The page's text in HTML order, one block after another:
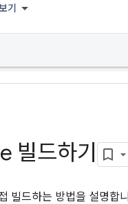
기
빌드하기
빌드하는 방법을 설명합